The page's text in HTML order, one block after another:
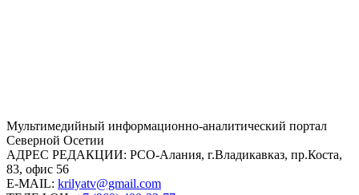
Mультимедийный информационно-аналитический портал
Северной Осетии
АДРЕС РЕДАКЦИИ: РСО-Алания, г.Владикавказ, пр.Коста,
83, офис 56
E-MAIL: krilyatv@gmail.com